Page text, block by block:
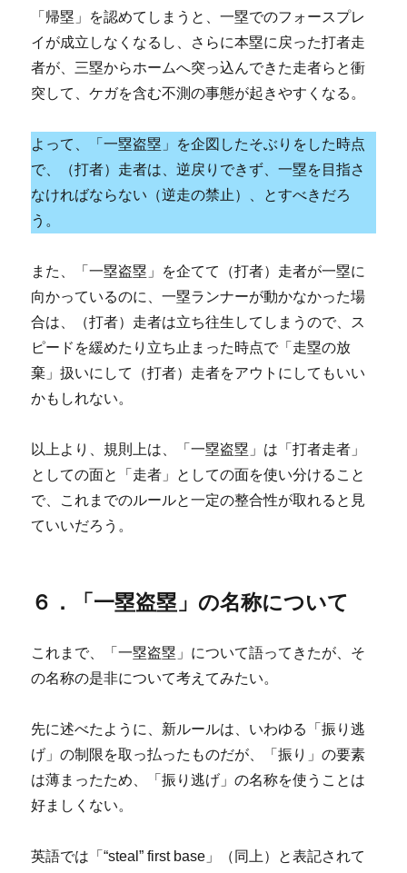
「帰塁」を認めてしまうと、一塁でのフォースプレ
イが成立しなくなるし、さらに本塁に戻った打者走
者が、三塁からホームへ突っ込んできた走者らと衝
突して、ケガを含む不測の事態が起きやすくなる。
よって、「一塁盗塁」を企図したそぶりをした時点
で、（打者）走者は、逆戻りできず、一塁を目指さ
なければならない（逆走の禁止）、とすべきだろ
う。
また、「一塁盗塁」を企てて（打者）走者が一塁に
向かっているのに、一塁ランナーが動かなかった場
合は、（打者）走者は立ち往生してしまうので、ス
ピードを緩めたり立ち止まった時点で「走塁の放
棄」扱いにして（打者）走者をアウトにしてもいい
かもしれない。
以上より、規則上は、「一塁盗塁」は「打者走者」
としての面と「走者」としての面を使い分けること
で、これまでのルールと一定の整合性が取れると見
ていいだろう。
６．「一塁盗塁」の名称について
これまで、「一塁盗塁」について語ってきたが、そ
の名称の是非について考えてみたい。
先に述べたように、新ルールは、いわゆる「振り逃
げ」の制限を取っ払ったものだが、「振り」の要素
は薄まったため、「振り逃げ」の名称を使うことは
好ましくない。
英語では「“steal” first base」（同上）と表記されて